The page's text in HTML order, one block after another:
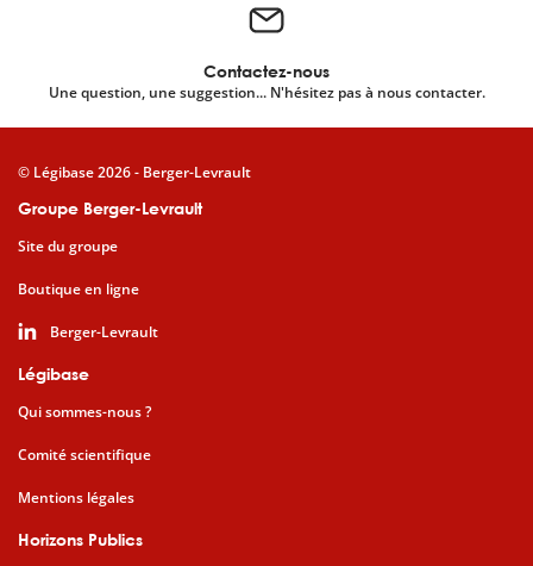
Contactez-nous
Une question, une suggestion... N'hésitez pas à nous contacter.
Groupe Berger-Levrault
Site du groupe
Boutique en ligne
Berger-Levrault
Légibase
Qui sommes-nous ?
Comité scientifique
Mentions légales
Horizons Publics
© Légibase 2026 - Berger-Levrault